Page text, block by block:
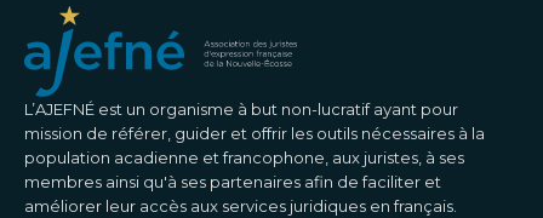
L’AJEFNÉ est un organisme à but non-lucratif ayant pour
mission de référer, guider et offrir les outils nécessaires à la
population acadienne et francophone, aux juristes, à ses
membres ainsi qu'à ses partenaires afin de faciliter et
améliorer leur accès aux services juridiques en français.